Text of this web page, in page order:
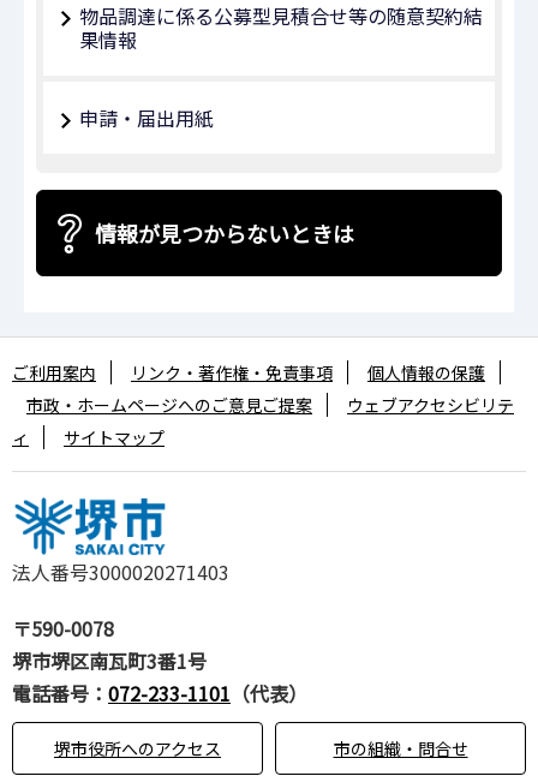
物品調達に係る公募型見積合せ等の随意契約結
果情報
申請・届出用紙
情報が見つからないときは
法人番号3000020271403
〒590-0078
堺市堺区南瓦町3番1号
電話番号： 072-233-1101 （代表）
堺市役所へのアクセス 市の組織・問合せ
ご利用案内 リンク・著作権・免責事項
個人情報の保護
市政・ホームページへのご意見ご提案
ウェブアクセシビリテ
ィ
サイトマップ